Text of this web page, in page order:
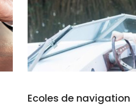
Ecoles de navigation